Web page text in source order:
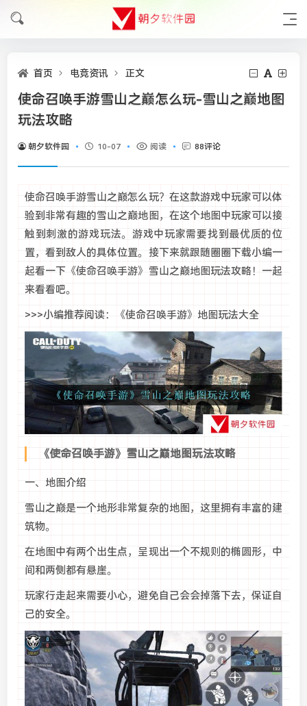
首页 电竞资讯 正文
使命召唤手游雪山之巅怎么玩-雪山之巅地图
玩法攻略
朝夕软件园 10-07 阅读 88评论
使命召唤手游雪山之巅怎么玩？在这款游戏中玩家可以体
验到非常有趣的雪山之巅地图，在这个地图中玩家可以接
触到刺激的游戏玩法。游戏中玩家需要找到最优质的位
置，看到敌人的具体位置。接下来就跟随圈圈下载小编一
起看一下《使命召唤手游》雪山之巅地图玩法攻略！一起
来看看吧。
>>>小编推荐阅读：《使命召唤手游》地图玩法大全
《使命召唤手游》雪山之巅地图玩法攻略
一、地图介绍
雪山之巅是一个地形非常复杂的地图，这里拥有丰富的建
筑物。
在地图中有两个出生点，呈现出一个不规则的椭圆形，中
间和两侧都有悬崖。
玩家行走起来需要小心，避免自己会会掉落下去，保证自
己的安全。